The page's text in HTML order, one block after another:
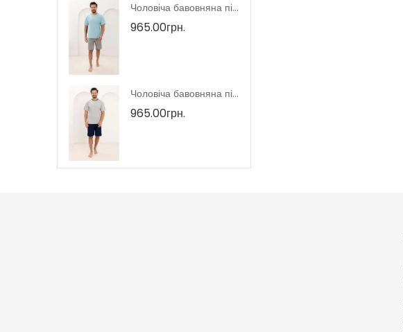
Чоловіча бавовняна піжама шорти тмRegina, Польща
965.00грн.
Чоловіча бавовняна піжама шорти тмRegina, Польща
965.00грн.